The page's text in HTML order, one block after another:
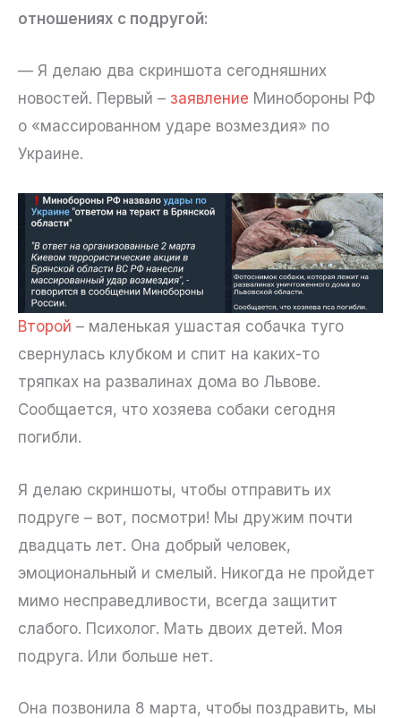
отношениях с подругой:
— Я делаю два скриншота сегодняшних
новостей. Первый – заявление Минобороны РФ
о «массированном ударе возмездия» по
Украине.
Второй – маленькая ушастая собачка туго
свернулась клубком и спит на каких-то
тряпках на развалинах дома во Львове.
Сообщается, что хозяева собаки сегодня
погибли.
Я делаю скриншоты, чтобы отправить их
подруге – вот, посмотри! Мы дружим почти
двадцать лет. Она добрый человек,
эмоциональный и смелый. Никогда не пройдет
мимо несправедливости, всегда защитит
слабого. Психолог. Мать двоих детей. Моя
подруга. Или больше нет.
Она позвонила 8 марта, чтобы поздравить, мы